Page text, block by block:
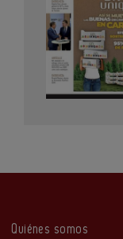
Quiénes somos